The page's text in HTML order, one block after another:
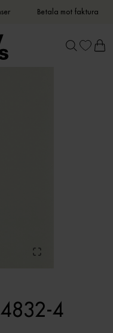
Betala mot faktura
4